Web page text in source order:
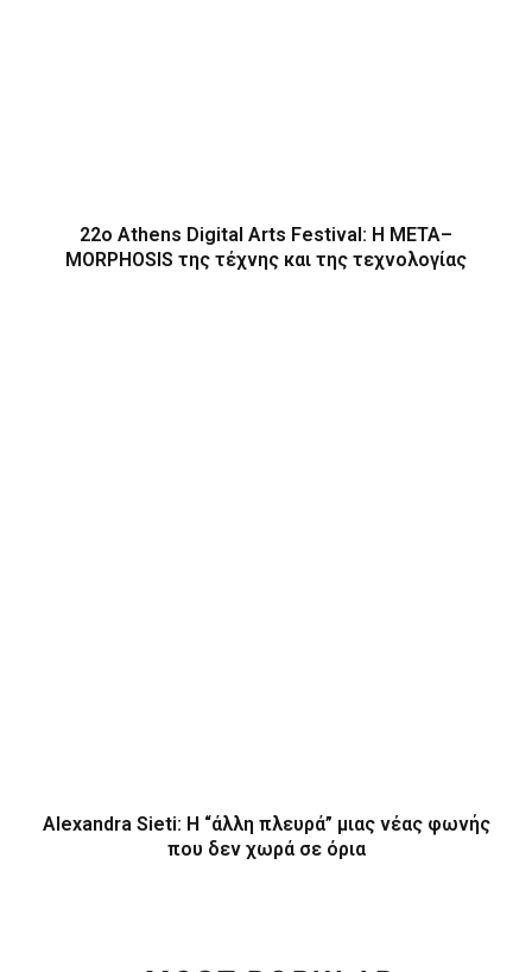
22ο Athens Digital Arts Festival: Η ΜΕΤΑ–
MORPHOSIS της τέχνης και της τεχνολογίας
Alexandra Sieti: Η “άλλη πλευρά” μιας νέας φωνής
που δεν χωρά σε όρια